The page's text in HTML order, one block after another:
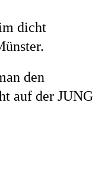
dicht
den
auf der JUNG